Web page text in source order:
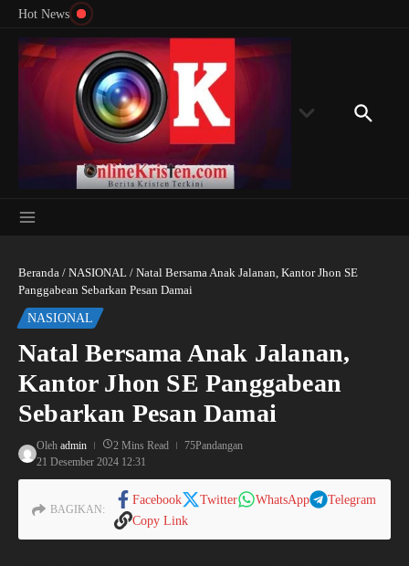
Lewati ke konten
Hot News
Beranda / NASIONAL / Natal Bersama Anak Jalanan, Kantor Jhon SE
Panggabean Sebarkan Pesan Damai
NASIONAL
Natal Bersama Anak Jalanan,
Kantor Jhon SE Panggabean
Sebarkan Pesan Damai
Oleh admin 2 Mins Read
75Pandangan
21 Desember 2024 12:31
BAGIKAN:
Facebook Twitter WhatsApp
Telegram
Copy Link